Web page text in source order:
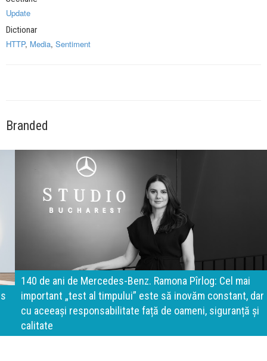
Update
Dictionar
HTTP, Media, Sentiment
Branded
140 de ani de Mercedes-Benz. Ramona Pîrlog: Cel mai
important „test al timpului” este să inovăm constant, dar
cu aceeași responsabilitate față de oameni, siguranță și
calitate